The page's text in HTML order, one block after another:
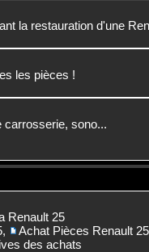
la restauration d'une
les pièces !
carrosserie, sono...
Renault 25
,
Achat Pièces Renault 25
des achats